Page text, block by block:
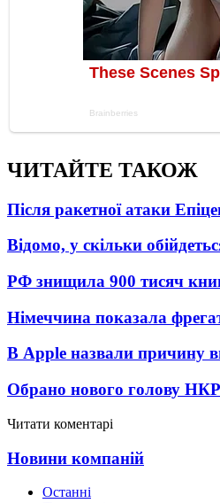
ЧИТАЙТЕ ТАКОЖ
Після ракетної атаки
Відомо, у скільки
РФ знищила 900 тисяч
Німеччина показала
В Apple назвали причину
Обрано нового голову
Читати коментарі
Новини компаній
Останні